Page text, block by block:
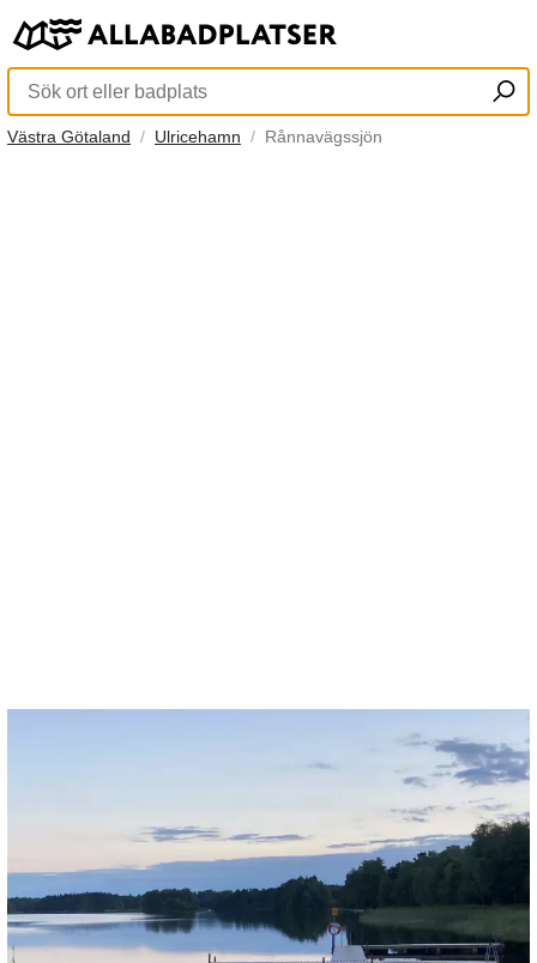
Västra Götaland Ulricehamn Rånnavägssjön